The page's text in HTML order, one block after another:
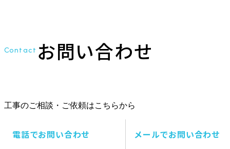
Contact お問い合わせ
工事のご相談・ご依頼はこちらから
電話でお問い合わせ メールでお問い合わせ